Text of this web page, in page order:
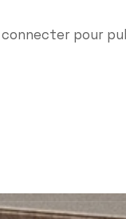
connecterpour